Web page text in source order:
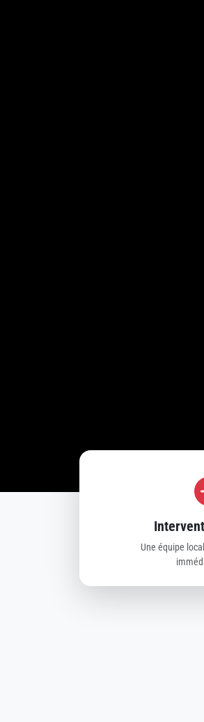
Une équipe